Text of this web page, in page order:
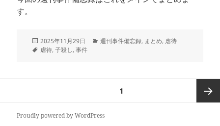
す。
投
稿
2025年11月29日
カ
週刊事件備忘録, まとめ, 虐待
タ
虐待, 子殺し, 事件
1
Proudly powered by WordPress